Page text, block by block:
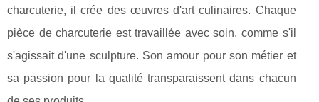
charcuterie, il crée des œuvres d'art culinaires. Chaque
pièce de charcuterie est travaillée avec soin, comme s'il
s'agissait d'une sculpture. Son amour pour son métier et
sa passion pour la qualité transparaissent dans chacun